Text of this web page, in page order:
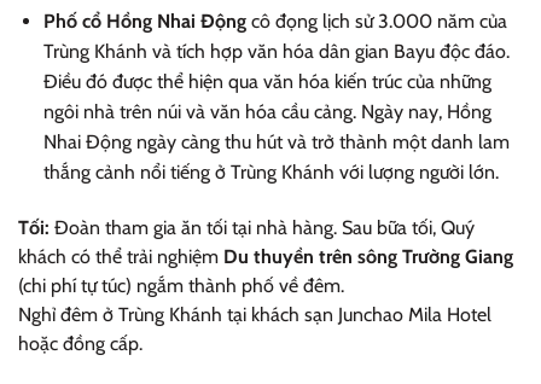
Phố cổ Hồng Nhai Độngcô đọng lịch sử 3.000 năm của
Trùng Khánh và tích hợp văn hóa dân gian Bayu độc đáo.
Điều đó được thể hiện qua văn hóa kiến trúc của những
ngôi nhà trên núi và văn hóa cầu cảng. Ngày nay, Hồng
Nhai Động ngày càng thu hút và trở thành một danh lam
thắng cảnh nổi tiếng ở Trùng Khánh với lượng người lớn.
Tối: Đoàn tham gia ăn tối tại nhà hàng. Sau bữa tối, Quý
khách có thể trải nghiệm Du thuyền trên sông Trường Giang
(chi phí tự túc) ngắm thành phố về đêm.
Nghỉ đêm ở Trùng Khánh tại khách sạn Junchao Mila Hotel
hoặc đồng cấp.